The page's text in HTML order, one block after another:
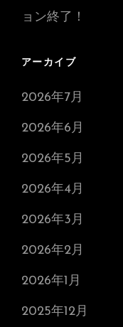
ョン終了！
アーカイブ
2026年7月
2026年6月
2026年5月
2026年4月
2026年3月
2026年2月
2026年1月
2025年12月